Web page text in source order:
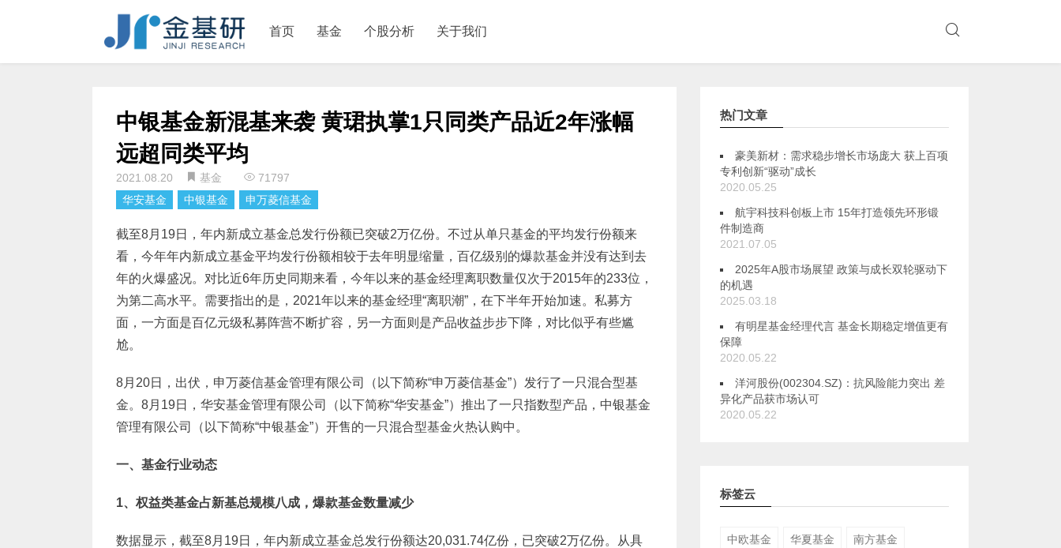
首页 基金 个股分析 关于我们
中银基金新混基来袭 黄珺执掌1只同类产品近2年涨幅
远超同类平均
2021.08.20 基金
71797
华安基金
中银基金 申万菱信基金
截至8月19日，年内新成立基金总发行份额已突破2万亿份。不过从单只基金的平均发行份额来
看，今年年内新成立基金平均发行份额相较于去年明显缩量，百亿级别的爆款基金并没有达到去
年的火爆盛况。对比近6年历史同期来看，今年以来的基金经理离职数量仅次于2015年的233位，
为第二高水平。需要指出的是，2021年以来的基金经理“离职潮”，在下半年开始加速。私募方
面，一方面是百亿元级私募阵营不断扩容，另一方面则是产品收益步步下降，对比似乎有些尴
尬。
8月20日，出伏，申万菱信基金管理有限公司（以下简称“申万菱信基金”）发行了一只混合型基
金。8月19日，华安基金管理有限公司（以下简称“华安基金”）推出了一只指数型产品，中银基金
管理有限公司（以下简称“中银基金”）开售的一只混合型基金火热认购中。
一、基金行业动态
1、权益类基金占新基总规模八成，爆款基金数量减少
数据显示，截至8月19日，年内新成立基金总发行份额达20,031.74亿份，已突破2万亿份。从具
热门文章
豪美新材：需求稳步增长市场庞大 获上百项
专利创新“驱动”成长
2020.05.25
航宇科技科创板上市 15年打造领先环形锻
件制造商
2021.07.05
2025年A股市场展望 政策与成长双轮驱动下
的机遇
2025.03.18
有明星基金经理代言 基金长期稳定增值更有
保障
2020.05.22
洋河股份(002304.SZ)：抗风险能力突出 差
异化产品获市场认可
2020.05.22
标签云
中欧基金 华夏基金 南方基金